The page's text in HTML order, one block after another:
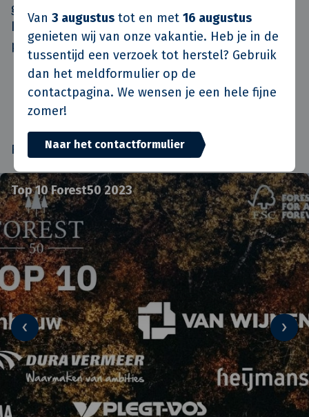
Van 3 augustus tot en met 16 augustus
genieten wij van onze vakantie. Heb je in de
tussentijd een verzoek tot herstel? Gebruik
dan het meldformulier op de
contactpagina. We wensen je een hele fijne
zomer!
Naar het contactformulier
genoemde bedrijven, probeert FSC Nederland die
kwaliteiten van houtgebruik in de bouw te
promoten en innovaties te stimuleren.
Bekijk het FSC-certificaat van Van de Klok
(FSC-C119046) ›
Lees meer over de Forest50 ›
Foto’s: ©Michelle Urbiztondo
Top 10 Forest50 2023